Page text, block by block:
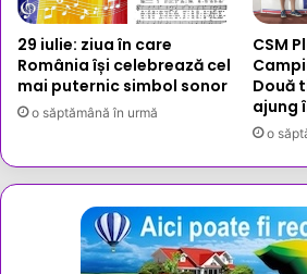
29 iulie: ziua în care
România își celebrează cel
mai puternic simbol sonor
o săptămână în urmă
CSM
Două
ajung
o